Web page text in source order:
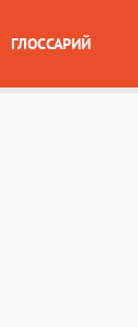
ГЛОССАРИЙ